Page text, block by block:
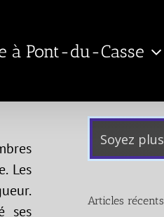
à Pont-du-Casse
Les
ses
Articles récents